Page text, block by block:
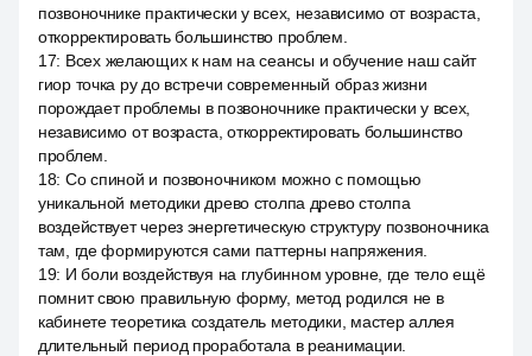
позвоночнике практически у всех, независимо от возраста,
откорректировать большинство проблем.
17: Всех желающих к нам на сеансы и обучение наш сайт
гиор точка ру до встречи современный образ жизни
порождает проблемы в позвоночнике практически у всех,
независимо от возраста, откорректировать большинство
проблем.
18: Со спиной и позвоночником можно с помощью
уникальной методики древо столпа древо столпа
воздействует через энергетическую структуру позвоночника
там, где формируются сами паттерны напряжения.
19: И боли воздействуя на глубинном уровне, где тело ещё
помнит свою правильную форму, метод родился не в
кабинете теоретика создатель методики, мастер аллея
длительный период проработала в реанимации.